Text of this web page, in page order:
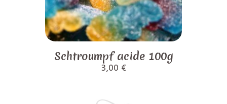
Schtroumpf acide 100g
3,00 €